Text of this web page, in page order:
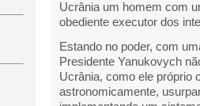
Ucrânia um homem com
obediente executor dos
Estando no poder, com
Presidente Yanukovych
Ucrânia, como ele próprio
astronomicamente,